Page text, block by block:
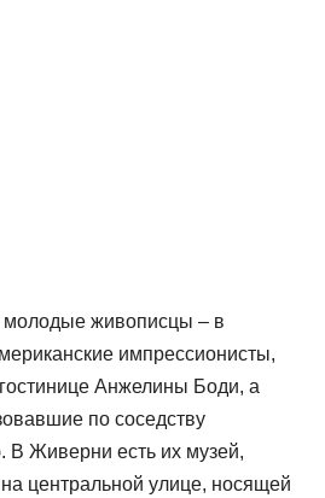
живописцы – в
импрессионисты,
Анжелины Боди, а
по соседству
В Живерни есть их музей,
центральной улице, носящей